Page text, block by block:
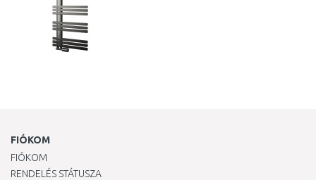
FIÓKOM
FIÓKOM
RENDELÉS STÁTUSZA